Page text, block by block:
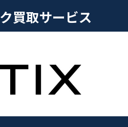
買取サービス